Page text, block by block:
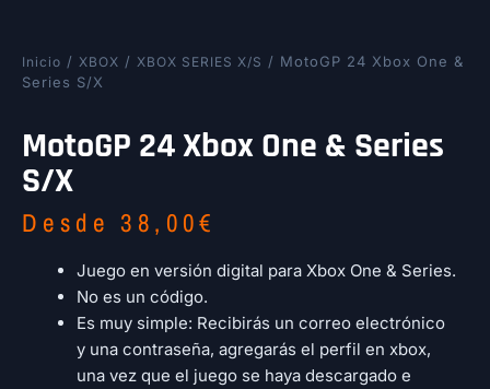
Inicio / XBOX / XBOX SERIES X/S / MotoGP 24 Xbox One &
Series S/X
MotoGP 24 Xbox One & Series
S/X
Desde38,00€
Juego en versión digital para Xbox One & Series.
No es un código.
Es muy simple: Recibirás un correo electrónico
y una contraseña, agregarás el perfil en xbox,
una vez que el juego se haya descargado e